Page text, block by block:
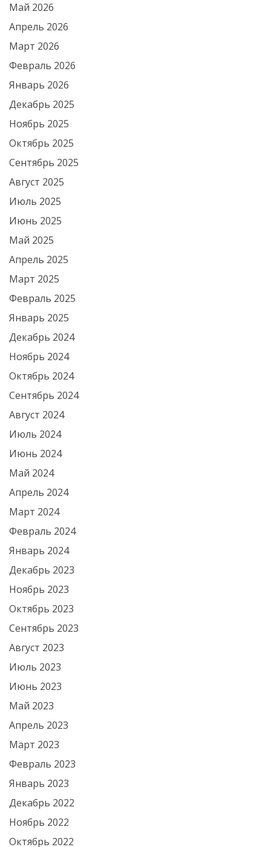
Май 2026
Апрель 2026
Март 2026
Февраль 2026
Январь 2026
Декабрь 2025
Ноябрь 2025
Октябрь 2025
Сентябрь 2025
Август 2025
Июль 2025
Июнь 2025
Май 2025
Апрель 2025
Март 2025
Февраль 2025
Январь 2025
Декабрь 2024
Ноябрь 2024
Октябрь 2024
Сентябрь 2024
Август 2024
Июль 2024
Июнь 2024
Май 2024
Апрель 2024
Март 2024
Февраль 2024
Январь 2024
Декабрь 2023
Ноябрь 2023
Октябрь 2023
Сентябрь 2023
Август 2023
Июль 2023
Июнь 2023
Май 2023
Апрель 2023
Март 2023
Февраль 2023
Январь 2023
Декабрь 2022
Ноябрь 2022
Октябрь 2022